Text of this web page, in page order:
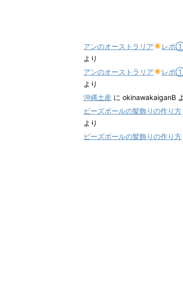
アンのオーストラリア レポ
より
アンのオーストラリア
レポ
より
沖縄土産 に okinawakaiganB
ビーズボールの髪飾りの作り方
より
ビーズボールの髪飾りの作り方